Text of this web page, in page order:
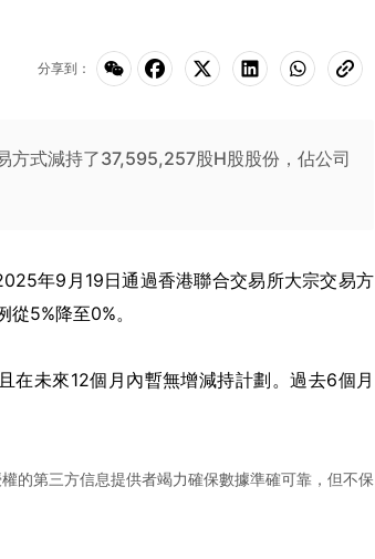
分享到：
式減持了37,595,257股H股股份，佔公司
年9月19日通過香港聯合交易所大宗交易方
5%降至0%。
在未來12個月內暫無增減持計劃。過去6個月
的第三方信息提供者竭力確保數據準確可靠，但不保